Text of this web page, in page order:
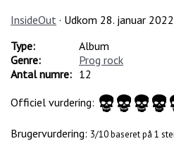
InsideOut · Udkom 28. januar 2022
Type:
Album
Genre:
Prog rock
Antal numre: 12
Officiel vurdering:
Brugervurdering: 3/10 baseret på 1